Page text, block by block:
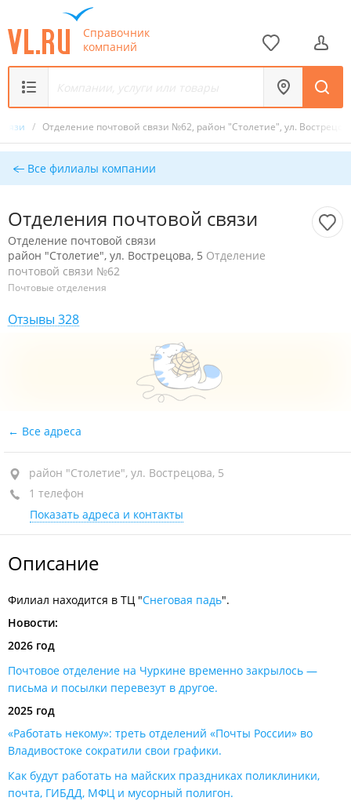
Справочник
компаний
/ Отделение почтовой связи №62, район "Столетие", ул.
Все филиалы компании
Отделения почтовой связи
Отделение почтовой связи
район "Столетие", ул. Вострецова, 5 Отделение
почтовой связи №62
Почтовые отделения
Отзывы 328
Все адреса
район "Столетие", ул. Вострецова, 5
1 телефон
Показать адреса и контакты
Описание
Филиал находится в ТЦ "Снеговая падь".
Новости:
2026 год
Почтовое отделение на Чуркине временно закрылось —
письма и посылки перевезут в другое.
2025 год
«Работать некому»: треть отделений «Почты России» во
Владивостоке сократили свои графики​.
Как будут работать на майских праздниках поликлиники,
почта, ГИБДД, МФЦ и мусорный полигон.